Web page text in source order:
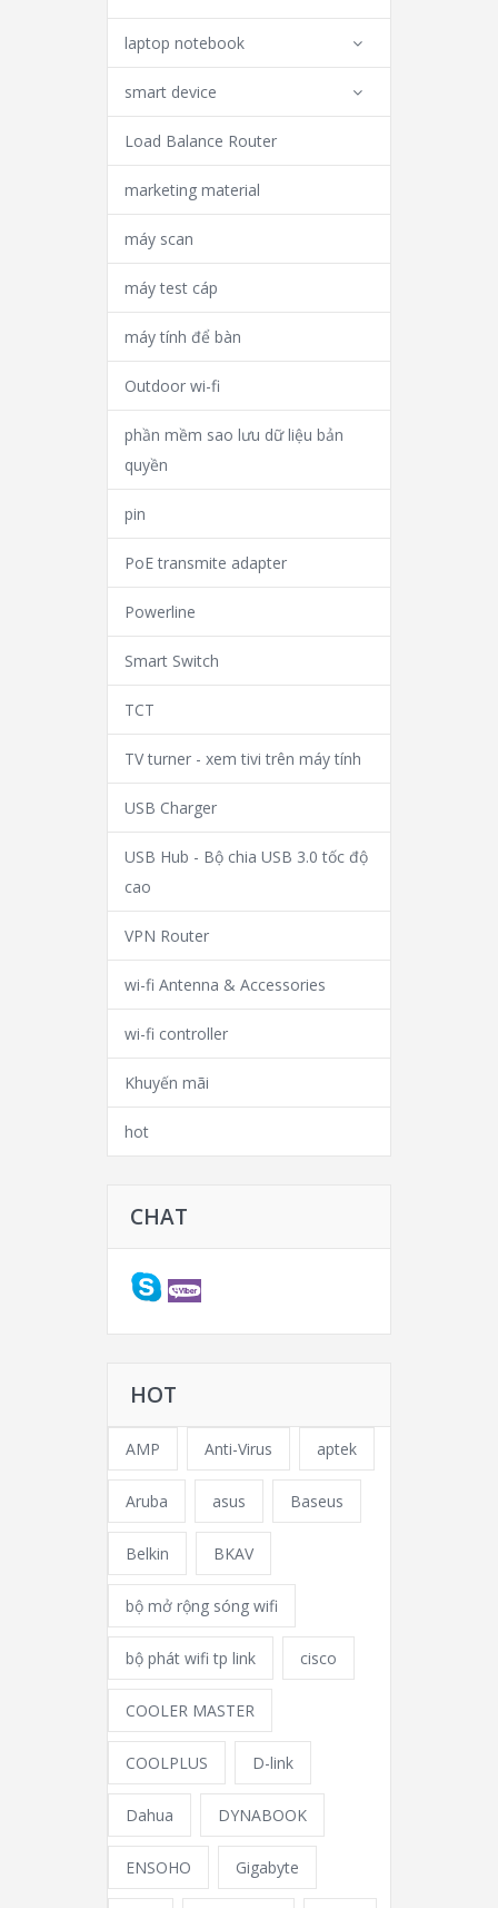
laptop notebook
smart device
Load Balance Router
marketing material
máy scan
máy test cáp
máy tính để bàn
Outdoor wi-fi
phần mềm sao lưu dữ liệu bản
quyền
pin
PoE transmite adapter
Powerline
Smart Switch
TCT
TV turner - xem tivi trên máy tính
USB Charger
USB Hub - Bộ chia USB 3.0 tốc độ
cao
VPN Router
wi-fi Antenna & Accessories
wi-fi controller
Khuyến mãi
hot
CHAT
HOT
AMP Anti-Virus aptek
Aruba asus Baseus
Belkin BKAV
bộ mở rộng sóng wifi
bộ phát wifi tp link cisco
COOLER MASTER
COOLPLUS D-link
Dahua DYNABOOK
ENSOHO Gigabyte